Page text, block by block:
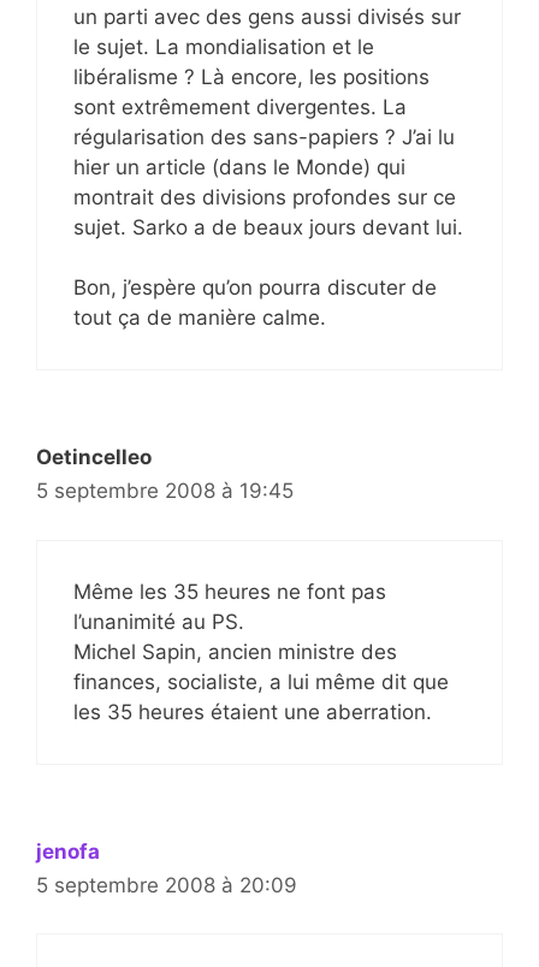
un parti avec des gens aussi divisés sur
le sujet. La mondialisation et le
libéralisme ? Là encore, les positions
sont extrêmement divergentes. La
régularisation des sans-papiers ? J’ai lu
hier un article (dans le Monde) qui
montrait des divisions profondes sur ce
sujet. Sarko a de beaux jours devant lui.
Bon, j’espère qu’on pourra discuter de
tout ça de manière calme.
Oetincelleo
5 septembre 2008 à 19:45
Même les 35 heures ne font pas
l’unanimité au PS.
Michel Sapin, ancien ministre des
finances, socialiste, a lui même dit que
les 35 heures étaient une aberration.
jenofa
5 septembre 2008 à 20:09